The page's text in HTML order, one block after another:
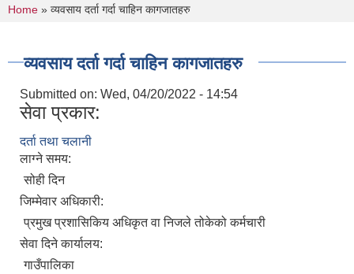
You are here
Home » व्यवसाय दर्ता गर्दा चाहिन कागजातहरु
व्यवसाय दर्ता गर्दा चाहिन कागजातहरु
Submitted on: Wed, 04/20/2022 - 14:54
सेवा प्रकार:
दर्ता तथा चलानी
लाग्ने समय:
सोही दिन
जिम्मेवार अधिकारी:
प्रमुख प्रशासिकिय अधिकृत वा निजले तोकेको कर्मचारी
सेवा दिने कार्यालय:
गाउँपालिका